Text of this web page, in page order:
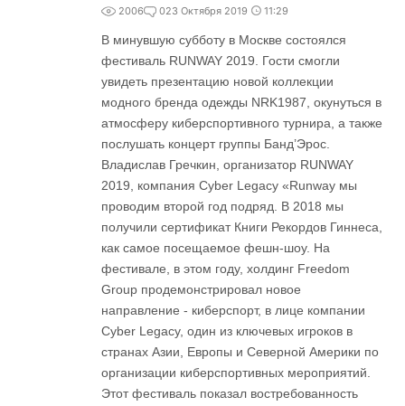
2006 023 Октября 2019 11:29
В минувшую субботу в Москве состоялся
фестиваль RUNWAY 2019. Гости смогли
увидеть презентацию новой коллекции
модного бренда одежды NRK1987, окунуться в
атмосферу киберспортивного турнира, а также
послушать концерт группы Банд’Эрос.
Владислав Гречкин, организатор RUNWAY
2019, компания Cyber Legacy «Runway мы
проводим второй год подряд. В 2018 мы
получили сертификат Книги Рекордов Гиннеса,
как самое посещаемое фешн-шоу. На
фестивале, в этом году, холдинг Freedom
Group продемонстрировал новое
направление - киберспорт, в лице компании
Cyber Legacy, один из ключевых игроков в
странах Азии, Европы и Северной Америки по
организации киберспортивных мероприятий.
Этот фестиваль показал востребованность